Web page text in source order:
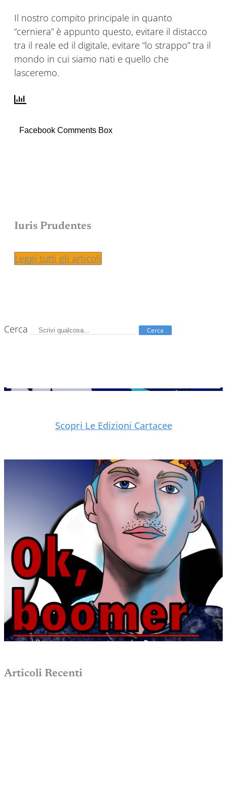
Il nostro compito principale in quanto
“cerniera” è appunto questo, evitare il distacco
tra il reale ed il digitale, evitare “lo strappo” tra il
mondo in cui siamo nati e quello che
lasceremo.
Facebook Comments Box
Iuris Prudentes
Leggi tutti gli articoli
Cerca Cerca
Scopri Le Edizioni Cartacee
Articoli Recenti